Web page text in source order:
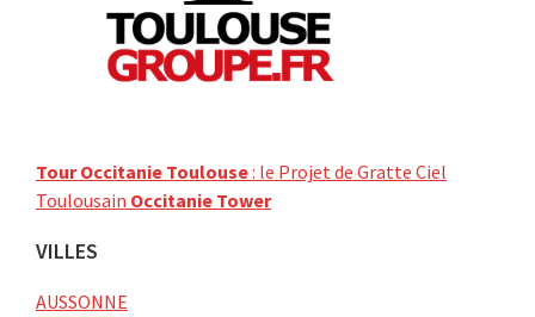
Tour Occitanie Toulouse: le Projet de Gratte Ciel
Toulousain Occitanie Tower
VILLES
AUSSONNE